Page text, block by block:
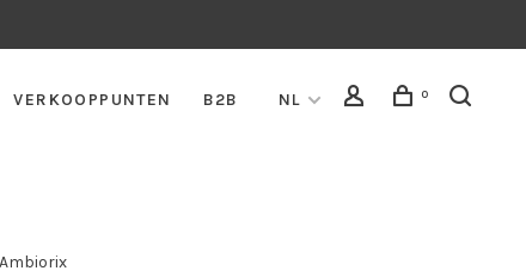
VERKOOPPUNTEN B2B NL 0
Ambiorix